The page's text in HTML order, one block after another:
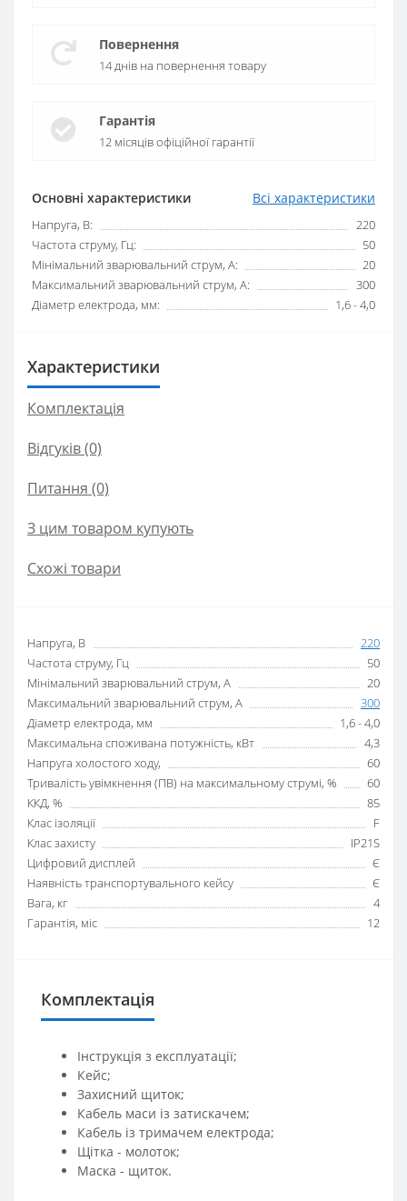
Основні характеристики Всі характеристики
Напруга, В:
220
Частота струму, Гц:
50
Мінімальний зварювальний струм, А:
20
Максимальний зварювальний струм, А:
300
Діаметр електрода, мм:
1,6 - 4,0
Повернення
14 днів на повернення товару
Гарантія
12 місяців офіційної гарантії
Характеристики
Комплектація
Відгуків (0)
Питання (0)
З цим товаром купують
Схожі товари
Напруга, В
220
Частота струму, Гц
50
Мінімальний зварювальний струм, А
20
Максимальний зварювальний струм, А
300
Діаметр електрода, мм
1,6 - 4,0
Максимальна споживана потужність, кВт
4,3
Напруга холостого ходу,
60
Тривалість увімкнення (ПВ) на максимальному струмі, %
60
ККД, %
85
Клас ізоляції
F
Клас захисту
IP21S
Цифровий дисплей
Є
Наявність транспортувального кейсу
Є
Вага, кг
4
Гарантія, міс
12
Комплектація
Інструкція з експлуатації;
Кейс;
Захисний щиток;
Кабель маси із затискачем;
Кабель із тримачем електрода;
Щітка - молоток;
Маска - щиток.